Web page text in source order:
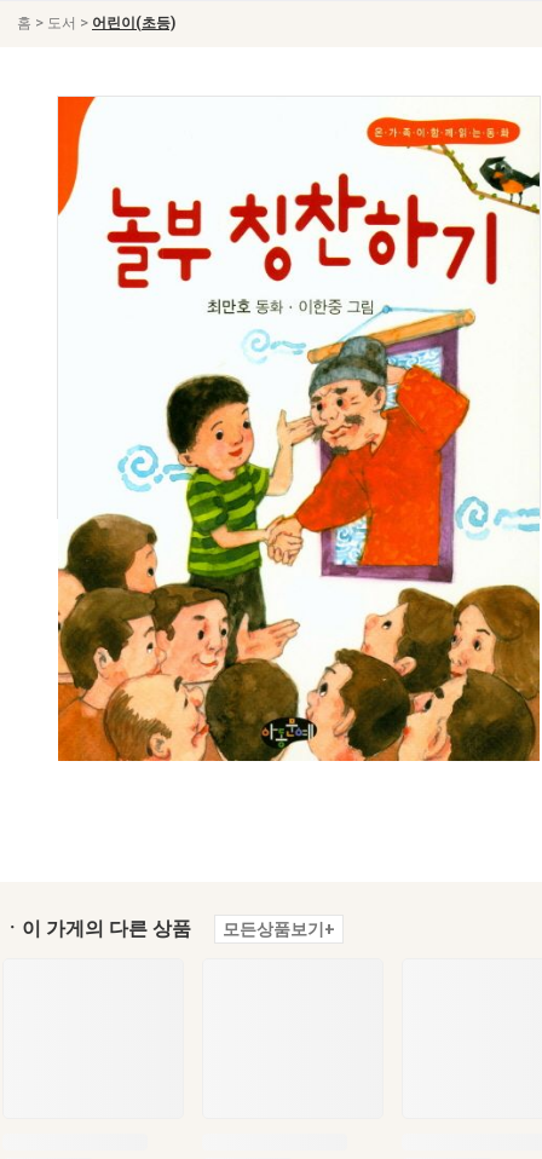
홈 > 도서 > 어린이(초등)
ㆍ이 가게의 다른 상품 모든상품보기+